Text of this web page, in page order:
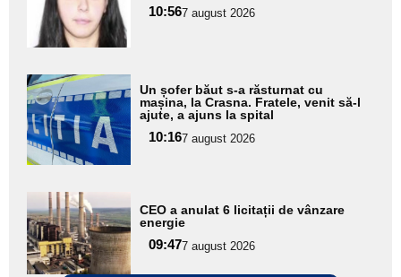
pentru
subtitlu
10:567 august 2026
Adaugă
aici textul
pentru
subtitlu
Un șofer băut s-a răsturnat cu
mașina, la Crasna. Fratele, venit să-l
ajute, a ajuns la spital
10:167 august 2026
Adaugă
aici textul
pentru
subtitlu
CEO a anulat 6 licitații de vânzare
energie
09:477 august 2026